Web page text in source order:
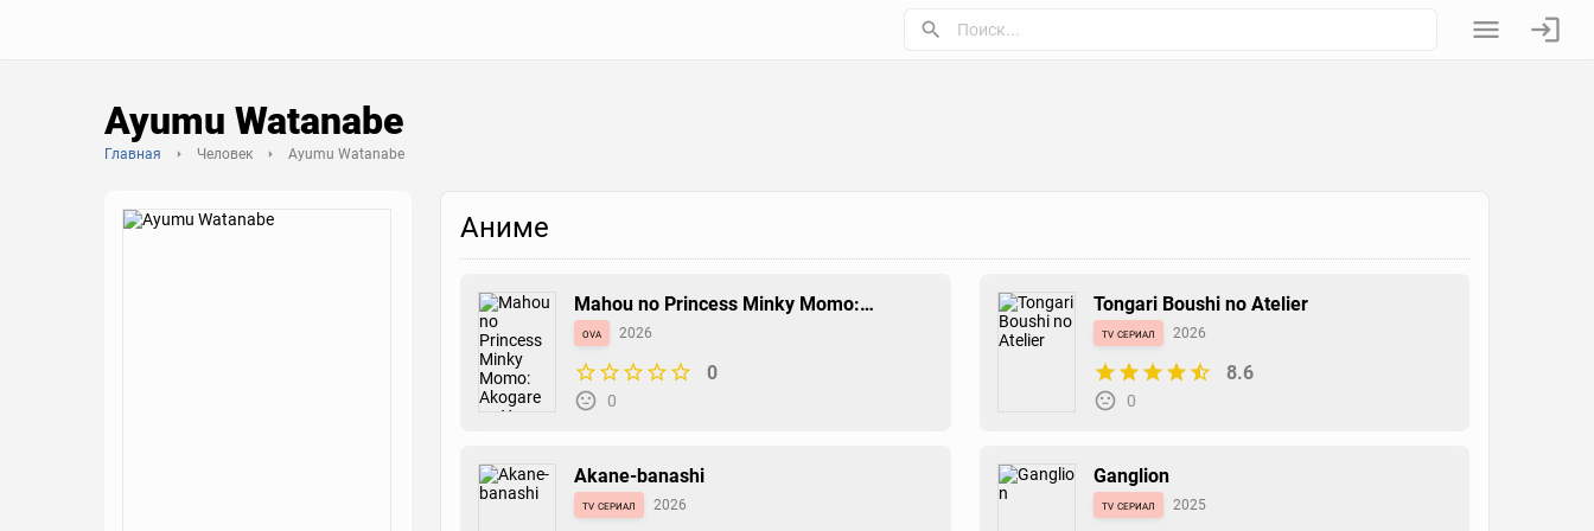
Ayumu Watanabe
Главная Человек Ayumu Watanabe
Аниме
Mahou no Princess Minky Momo:
Akogare no Yume e - Magokoro no Duo
ova 2026
0
0
Tongari Boushi no Atelier
tv сериал 2026
8.6
0
Akane-banashi
tv сериал 2026
Ganglion
tv сериал 2025